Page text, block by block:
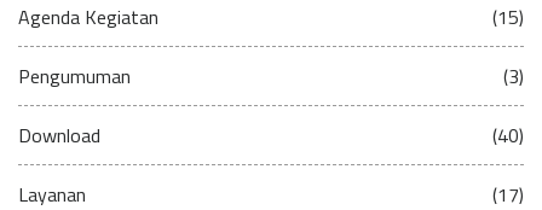
Agenda Kegiatan (15)
Pengumuman (3)
Download (40)
Layanan (17)